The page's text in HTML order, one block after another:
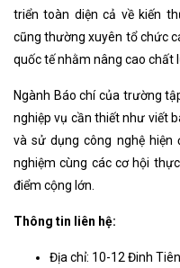
triển toàn diện cả về kiến
cũng thường xuyên tổ chức
quốc tế nhằm nâng cao chất
Ngành Báo chí của trường
nghiệp vụ cần thiết như viết
và sử dụng công nghệ hiện
nghiệm cùng các cơ hội
điểm cộng lớn.
Thông tin liên hệ:
Địa chỉ: 10-12 Đinh